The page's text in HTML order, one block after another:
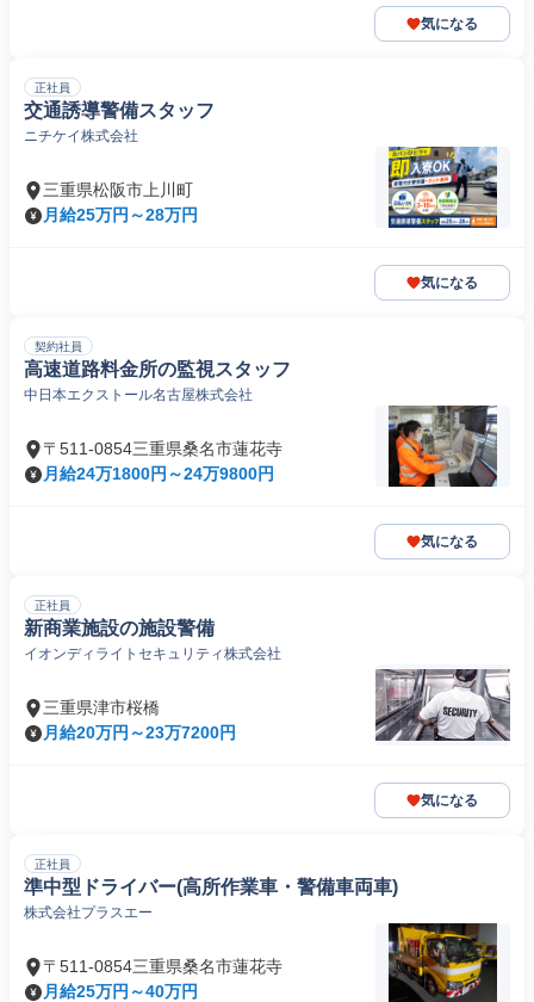
気になる
正社員
交通誘導警備スタッフ
ニチケイ株式会社
三重県松阪市上川町
月給25万円～28万円
気になる
契約社員
高速道路料金所の監視スタッフ
中日本エクストール名古屋株式会社
〒511-0854三重県桑名市蓮花寺
月給24万1800円～24万9800円
気になる
正社員
新商業施設の施設警備
イオンディライトセキュリティ株式会社
三重県津市桜橋
月給20万円～23万7200円
気になる
正社員
準中型ドライバー(高所作業車・警備車両車)
株式会社プラスエー
〒511-0854三重県桑名市蓮花寺
月給25万円～40万円